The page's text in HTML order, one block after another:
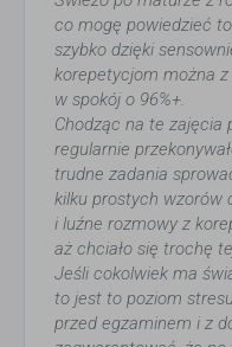
co mogę powiedzieć
szybko dzięki
korepetycjom można z
w spokój o 96%+.
Chodząc na te zajęcia
regularnie
trudne zadania
kilku prostych wzorów
i luźne rozmowy z
aż chciało się trochę
Jeśli cokolwiek ma
to jest to poziom
przed egzaminem i z